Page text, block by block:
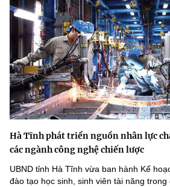
Hà Tĩnh phát triển nguồn nhân lực
các ngành công nghệ chiến lược
UBND tỉnh Hà Tĩnh vừa ban hành Kế
đào tạo học sinh, sinh viên tài năng